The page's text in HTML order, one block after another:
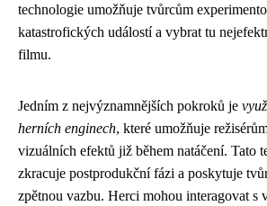
technologie umožňuje tvůrcům
katastrofických událostí a vybrat tu
filmu.
Jedním z nejvýznamnějších pokroků je
herních enginech, které umožňuje
vizuálních efektů již během natáčení. Tato
zkracuje postprodukční fázi a poskytuje
zpětnou vazbu. Herci mohou interagovat s